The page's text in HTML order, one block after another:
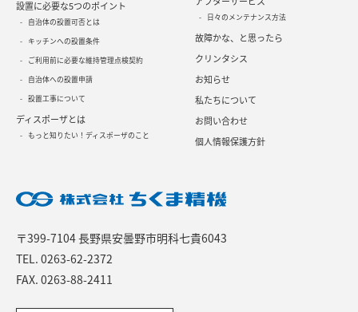
設置に必要な5つのポイント
自治体の設置可否とは
キッチンへの設置条件
ご利用前に必要な維持管理点検契約
自治体への設置申請
設置工事について
ディスポーザとは
もっと知りたい！ディスポーザのこと
日々のメンテナンス方法
故障かな、と思ったら
クリンタシス
お知らせ
私たちについて
お問い合わせ
個人情報保護方針
〒399-7104 長野県安曇野市明科七貴6043
TEL. 0263-62-2372
FAX. 0263-88-2411